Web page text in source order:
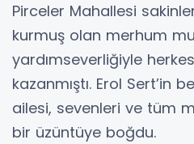
Pirceler Mahallesi
kurmuş olan merhum
yardımseverliğiyle
kazanmıştı. Erol Sert’in
ailesi, sevenleri ve tüm
bir üzüntüye boğdu.